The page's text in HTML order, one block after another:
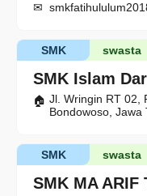
SMK Islam
swasta
SMK
Jl. Wringin RT 02,
Bondowoso, Jawa
SMK MA ARIF
swasta
SMK